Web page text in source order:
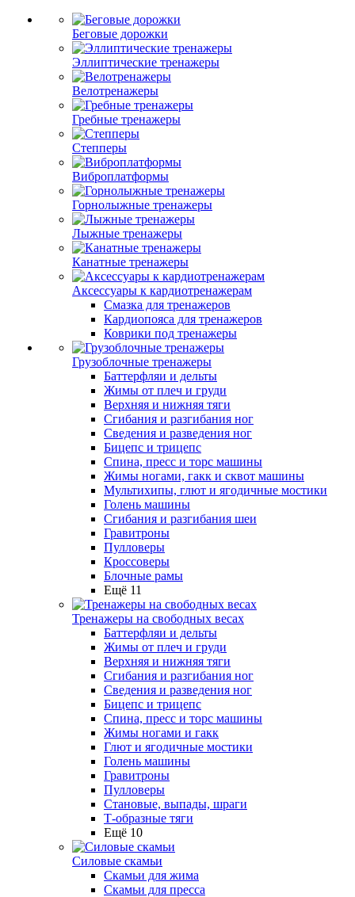
Беговые дорожки
Эллиптические тренажеры
Велотренажеры
Гребные тренажеры
Степперы
Виброплатформы
Горнолыжные тренажеры
Лыжные тренажеры
Канатные тренажеры
Аксессуары к кардиотренажерам
Смазка для тренажеров
Кардиопояса для тренажеров
Коврики под тренажеры
Грузоблочные тренажеры
Баттерфляи и дельты
Жимы от плеч и груди
Верхняя и нижняя тяги
Сгибания и разгибания ног
Сведения и разведения ног
Бицепс и трицепс
Спина, пресс и торс машины
Жимы ногами, гакк и сквот машины
Мультихипы, глют и ягодичные мостики
Голень машины
Сгибания и разгибания шеи
Гравитроны
Пулловеры
Кроссоверы
Блочные рамы
Ещё 11
Тренажеры на свободных весах
Баттерфляи и дельты
Жимы от плеч и груди
Верхняя и нижняя тяги
Сгибания и разгибания ног
Сведения и разведения ног
Бицепс и трицепс
Спина, пресс и торс машины
Жимы ногами и гакк
Глют и ягодичные мостики
Голень машины
Гравитроны
Пулловеры
Становые, выпады, шраги
Т-образные тяги
Ещё 10
Силовые скамьи
Скамьи для жима
Скамьи для пресса